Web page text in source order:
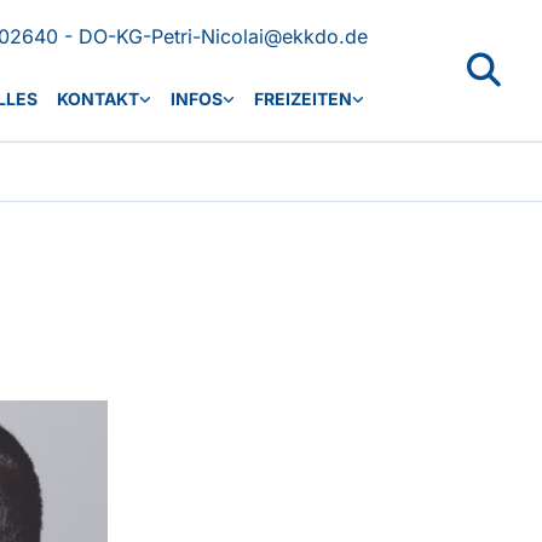
- DO-KG-Petri-Nicolai@ekkdo.de
KONTAKT INFOS FREIZEITEN